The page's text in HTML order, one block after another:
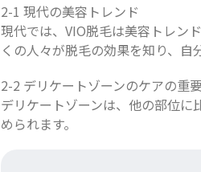
2-1 現代の美容トレンド
現代では、VIO脱毛は美容トレン
くの人々が脱毛の効果を知り、自
2-2 デリケートゾーンのケアの重
デリケートゾーンは、他の部位に
められます。